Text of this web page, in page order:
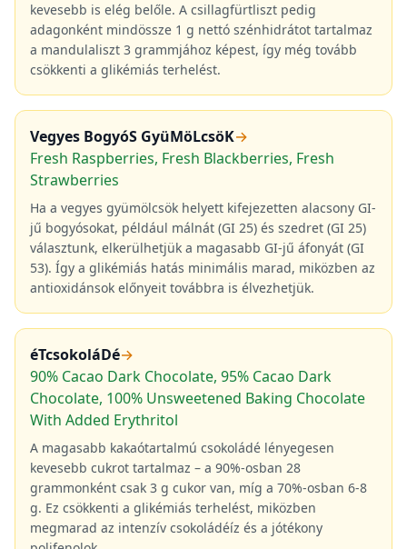
kevesebb is elég belőle. A csillagfürtliszt pedig
adagonként mindössze 1 g nettó szénhidrátot tartalmaz
a mandulaliszt 3 grammjához képest, így még tovább
csökkenti a glikémiás terhelést.
Vegyes BogyóS GyüMöLcsöK→
Fresh Raspberries, Fresh Blackberries, Fresh
Strawberries
Ha a vegyes gyümölcsök helyett kifejezetten alacsony GI-
jű bogyósokat, például málnát (GI 25) és szedret (GI 25)
választunk, elkerülhetjük a magasabb GI-jű áfonyát (GI
53). Így a glikémiás hatás minimális marad, miközben az
antioxidánsok előnyeit továbbra is élvezhetjük.
éTcsokoláDé→
90% Cacao Dark Chocolate, 95% Cacao Dark
Chocolate, 100% Unsweetened Baking Chocolate
With Added Erythritol
A magasabb kakaótartalmú csokoládé lényegesen
kevesebb cukrot tartalmaz – a 90%-osban 28
grammonként csak 3 g cukor van, míg a 70%-osban 6-8
g. Ez csökkenti a glikémiás terhelést, miközben
megmarad az intenzív csokoládéíz és a jótékony